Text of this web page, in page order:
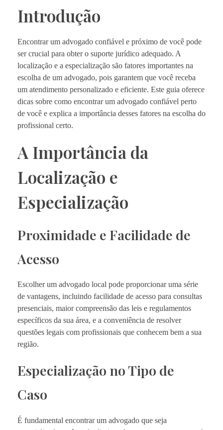
Introdução
Encontrar um advogado confiável e próximo de você pode
ser crucial para obter o suporte jurídico adequado. A
localização e a especialização são fatores importantes na
escolha de um advogado, pois garantem que você receba
um atendimento personalizado e eficiente. Este guia oferece
dicas sobre como encontrar um advogado confiável perto
de você e explica a importância desses fatores na escolha do
profissional certo.
A Importância da
Localização e
Especialização
Proximidade e Facilidade de
Acesso
Escolher um advogado local pode proporcionar uma série
de vantagens, incluindo facilidade de acesso para consultas
presenciais, maior compreensão das leis e regulamentos
específicos da sua área, e a conveniência de resolver
questões legais com profissionais que conhecem bem a sua
região.
Especialização no Tipo de
Caso
É fundamental encontrar um advogado que seja